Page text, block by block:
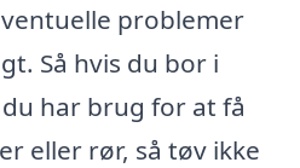
problemer
Så hvis du bor i
har brug for at få
eller rør, så tøv ikke